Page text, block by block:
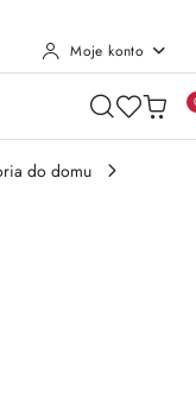
Moje konto
do domu